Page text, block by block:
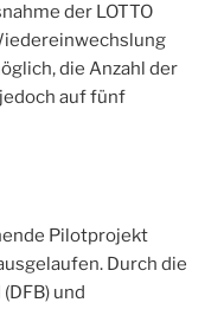
der LOTTO
die Anzahl der
auf fünf
Pilotprojekt
Durch die
und